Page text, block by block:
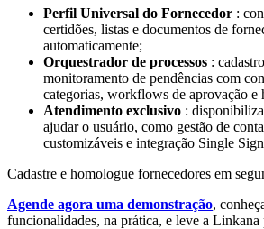
Perfil Universal do Fornecedor :
certidões, listas e documentos de
automaticamente;
Orquestrador de processos :
monitoramento de pendências com
categorias, workflows de aprovação e
Atendimento exclusivo :
ajudar o usuário, como gestão de
customizáveis e integração Single
Cadastre e homologue fornecedores em
Agende agora uma demonstração,
funcionalidades, na prática, e leve a Linkana